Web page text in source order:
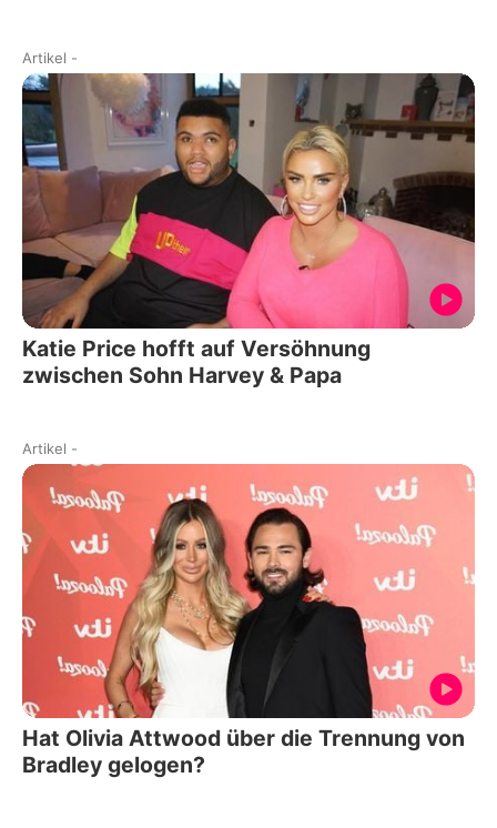
Artikel -
Katie Price hofft auf Versöhnung
zwischen Sohn Harvey & Papa
Artikel -
Hat Olivia Attwood über die Trennung von
Bradley gelogen?